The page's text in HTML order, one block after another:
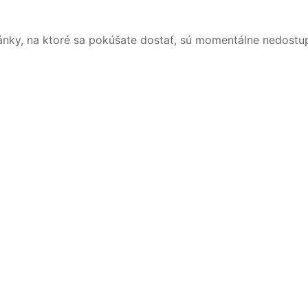
na ktoré sa pokúšate dostať, sú momentálne